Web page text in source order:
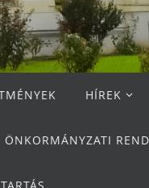
HÍREK
ÖNKORMÁNYZATI